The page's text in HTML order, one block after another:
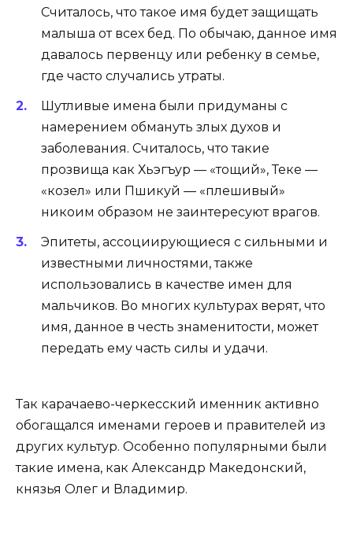
Считалось, что такое имя будет защищать
малыша от всех бед. По обычаю, данное имя
давалось первенцу или ребенку в семье,
где часто случались утраты.
Шутливые имена были придуманы с
намерением обмануть злых духов и
заболевания. Считалось, что такие
прозвища как Хьэгъур — «тощий», Теке —
«козел» или Пшикуй — «плешивый»
никоим образом не заинтересуют врагов.
Эпитеты, ассоциирующиеся с сильными и
известными личностями, также
использовались в качестве имен для
мальчиков. Во многих культурах верят, что
имя, данное в честь знаменитости, может
передать ему часть силы и удачи.
Так карачаево-черкесский именник активно
обогащался именами героев и правителей из
других культур. Особенно популярными были
такие имена, как Александр Македонский,
князья Олег и Владимир.